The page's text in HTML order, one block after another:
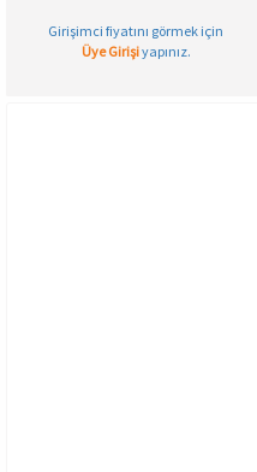
Girişimci fiyatını görmek için
Üye Girişiyapınız.